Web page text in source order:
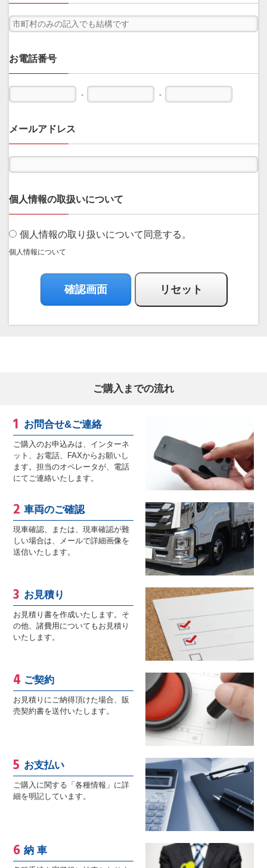
お電話番号
- -
メールアドレス
個人情報の取扱いについて
個人情報の取り扱いについて同意する。
個人情報について
ご購入までの流れ
お問合せ&ご連絡
ご購入のお申込みは、インターネ
ット、お電話、FAXからお願いし
ます。担当のオペレータが、電話
にてご連絡いたします。
車両のご確認
現車確認、または、現車確認が難
しい場合は、メールで詳細画像を
送信いたします。
お見積り
お見積り書を作成いたします。そ
の他、諸費用についてもお見積り
いたします。
ご契約
お見積りにご納得頂けた場合、販
売契約書を送付いたします。
お支払い
ご購入に関する「各種情報」に詳
細を明記しています。
納 車